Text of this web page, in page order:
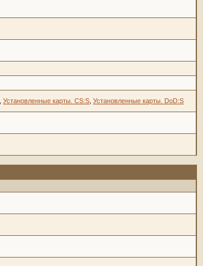
Установленные карты. CS:S Установленные карты. DoD:S